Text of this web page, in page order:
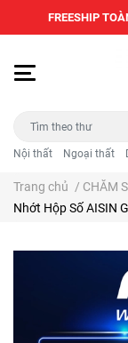
Nội thất Ngoại thất
Trang chủ / CHĂM
Nhớt Hộp Số AISIN
FREESHIP